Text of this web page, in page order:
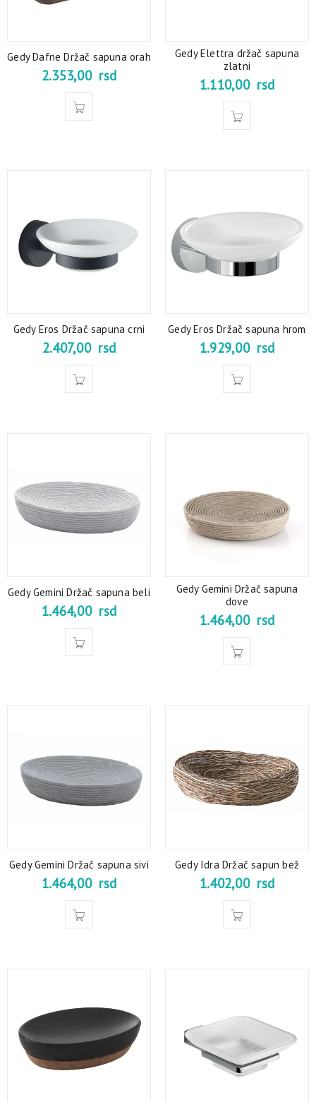
Gedy Dafne Držač sapuna orah
2.353,00 rsd
Gedy Elettra držač sapuna
zlatni
1.110,00 rsd
Gedy Eros Držač sapuna crni
2.407,00 rsd
Gedy Eros Držač sapuna hrom
1.929,00 rsd
Gedy Gemini Držač sapuna beli
1.464,00 rsd
Gedy Gemini Držač sapuna
dove
1.464,00 rsd
Gedy Gemini Držač sapuna sivi
1.464,00 rsd
Gedy Idra Držač sapun bež
1.402,00 rsd